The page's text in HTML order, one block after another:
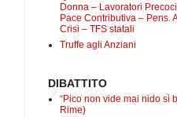
Donna – Lavoratori
Pace Contributiva – Pens.
Crisi – TFS statali
Truffe agli Anziani
DIBATTITO
“Pico non vide mai nido sì
Rime)